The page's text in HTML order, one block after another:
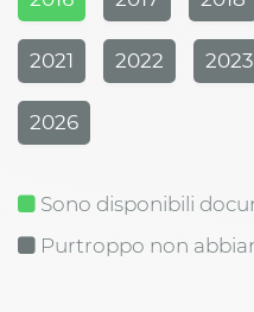
2021 2022 2023
2026
Sono disponibili
Purtroppo non